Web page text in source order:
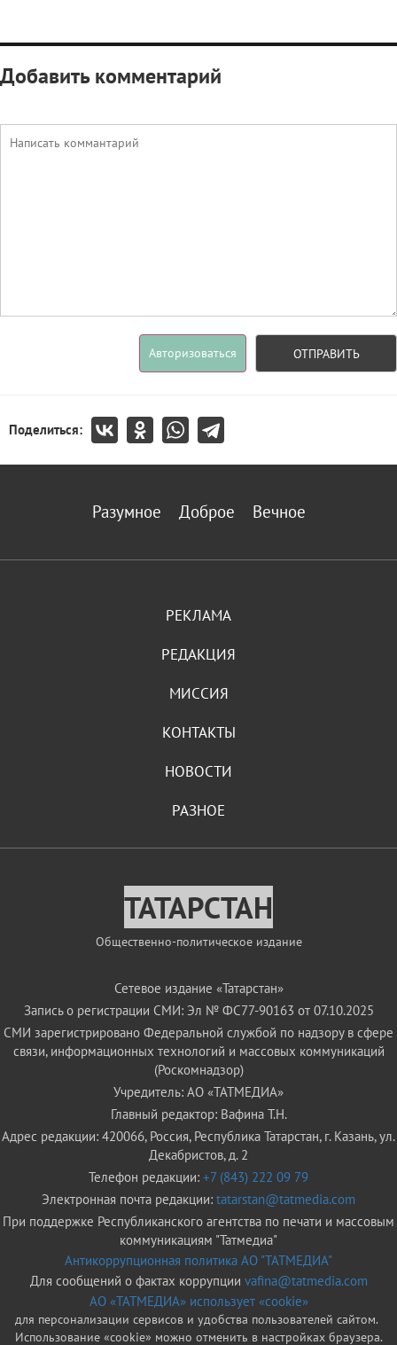
Добавить комментарий
Авторизоваться ОТПРАВИТЬ
Поделиться:
Разумное Доброе Вечное
РЕКЛАМА
РЕДАКЦИЯ
МИССИЯ
КОНТАКТЫ
НОВОСТИ
РАЗНОЕ
ТАТАРСТАН
Общественно-политическое издание
Сетевое издание «Татарстан»
Запись о регистрации СМИ: Эл № ФС77-90163 от 07.10.2025
СМИ зарегистрировано Федеральной службой по надзору в сфере
связи, информационных технологий и массовых коммуникаций
(Роскомнадзор)
Учредитель: АО «ТАТМЕДИА»
Главный редактор: Вафина Т.Н.
Адрес редакции: 420066, Россия, Республика Татарстан, г. Казань, ул.
Декабристов, д. 2
Телефон редакции: +7 (843) 222 09 79
Электронная почта редакции: tatarstan@tatmedia.com
При поддержке Республиканского агентства по печати и массовым
коммуникациям "Татмедиа"
Антикоррупционная политика АО "ТАТМЕДИА"
Для сообщений о фактах коррупции vafina@tatmedia.com
АО «ТАТМЕДИА» использует «cookie»
для персонализации сервисов и удобства пользователей сайтом.
Использование «cookie» можно отменить в настройках браузера.